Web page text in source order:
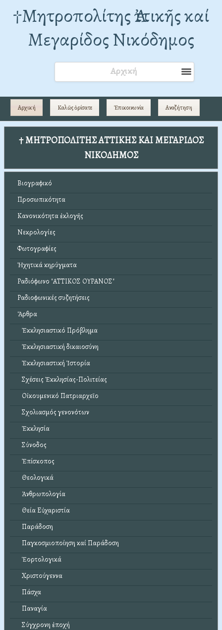
†Mητροπολίτης Ἀττικῆς καί
Μεγαρίδος Νικόδημος
Αρχική
Αρχική Καλῶς ὁρίσατε Ἐπικοινωνία Αναζήτηση
† ΜΗΤΡΟΠΟΛΙΤΗΣ ΑΤΤΙΚΗΣ ΚΑΙ ΜΕΓΑΡΙΔΟΣ
ΝΙΚΟΔΗΜΟΣ
Βιογραφικό
Προσωπικότητα
Κανονικότητα ἐκλογῆς
Νεκρολογίες
Φωτογραφίες
Ἠχητικά κηρύγματα
Ραδιόφωνο "ΑΤΤΙΚΟΣ ΟΥΡΑΝΟΣ"
Ραδιοφωνικές συζητήσεις
Ἄρθρα
Ἐκκλησιαστικό Πρόβλημα
Ἐκκλησιαστική δικαιοσύνη
Ἐκκλησιαστική Ἱστορία
Σχέσεις Ἐκκλησίας-Πολιτείας
Οἰκουμενικό Πατριαρχεῖο
Σχολιασμός γενονότων
Ἐκκλησία
Σύνοδος
Ἐπίσκοπος
Θεολογικά
Ἀνθρωπολογία
Θεία Εὐχαριστία
Παράδοση
Παγκοσμιοποίηση καί Παράδοση
Ἑορτολογικά
Χριστούγεννα
Πάσχα
Παναγία
Σύγχρονη ἐποχή